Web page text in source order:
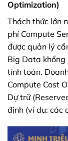
Optimization)
Thách thức lớn
phí Compute
được quản lý
Big Data
tính toán.
Compute Cost
Dự trữ
định (ví dụ: các